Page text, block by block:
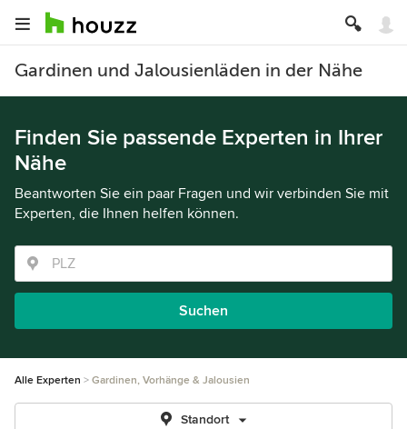
Gardinen und Jalousienläden in der Nähe
Finden Sie passende Experten in Ihrer
Nähe
Beantworten Sie ein paar Fragen und wir verbinden Sie mit
Experten, die Ihnen helfen können.
Suchen
Alle Experten Gardinen, Vorhänge & Jalousien
Standort